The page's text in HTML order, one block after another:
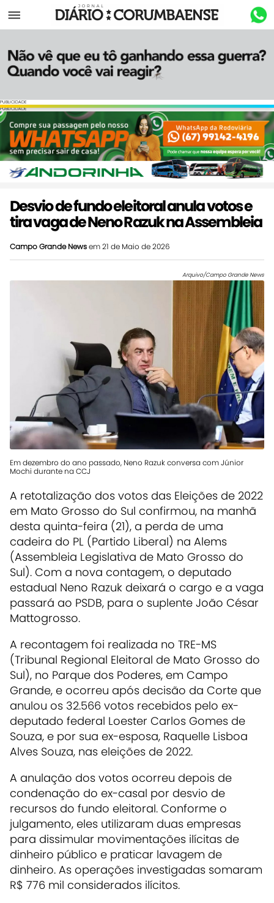
Menu
PUBLICIDADE
PUBLICIDADE
Desvio de fundo eleitoral anula votos e
tira vaga de Neno Razuk na Assembleia
Campo Grande Newsem 21 de Maio de 2026
Arquivo/Campo Grande News
Em dezembro do ano passado, Neno Razuk conversa com Júnior
Mochi durante na CCJ
A retotalização dos votos das Eleições de 2022
em Mato Grosso do Sul confirmou, na manhã
desta quinta-feira (21), a perda de uma
cadeira do PL (Partido Liberal) na Alems
(Assembleia Legislativa de Mato Grosso do
Sul). Com a nova contagem, o deputado
estadual Neno Razuk deixará o cargo e a vaga
passará ao PSDB, para o suplente João César
Mattogrosso.
A recontagem foi realizada no TRE-MS
(Tribunal Regional Eleitoral de Mato Grosso do
Sul), no Parque dos Poderes, em Campo
Grande, e ocorreu após decisão da Corte que
anulou os 32.566 votos recebidos pelo ex-
deputado federal Loester Carlos Gomes de
Souza, e por sua ex-esposa, Raquelle Lisboa
Alves Souza, nas eleições de 2022.
A anulação dos votos ocorreu depois de
condenação do ex-casal por desvio de
recursos do fundo eleitoral. Conforme o
julgamento, eles utilizaram duas empresas
para dissimular movimentações ilícitas de
dinheiro público e praticar lavagem de
dinheiro. As operações investigadas somaram
R$ 776 mil considerados ilícitos.